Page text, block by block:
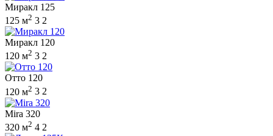
Миракл 125
125 м2 3 2
Миракл 120
120 м2 3 2
Отто 120
120 м2 3 2
Mira 320
320 м2 4 2